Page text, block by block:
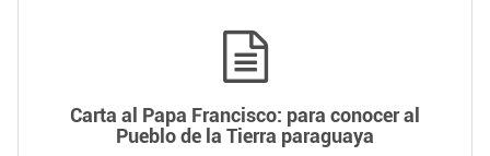
Carta al Papa Francisco: para conocer al
Pueblo de la Tierra paraguaya